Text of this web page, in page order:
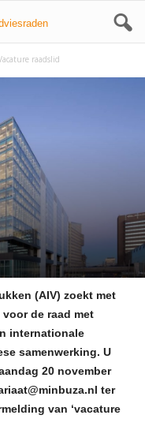
raadslid
(AIV) zoekt met
de raad met
internationale
samenwerking. U
20 november
ter
van ‘vacature